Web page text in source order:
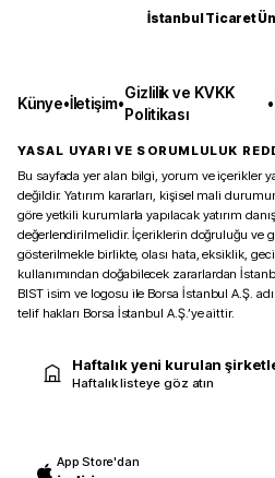
İstanbul Ticaret
Künye•İletişim•
Gizlilik ve KVKK
Politikası
•
YASAL UYARI VE SORUMLULUK
Bu sayfada yer alan bilgi, yorum ve içerikler
değildir. Yatırım kararları, kişisel mali
göre yetkili kurumlarla yapılacak yatırım
değerlendirilmelidir. İçeriklerin doğruluğu ve
gösterilmekle birlikte, olası hata, eksiklik,
kullanımından doğabilecek zararlardan
BIST isim ve logosu ile Borsa İstanbul A.Ş.
telif hakları Borsa İstanbul A.Ş.’ye aittir.
Haftalık yeni kurulan
Haftalık listeye göz atın
App Store'dan